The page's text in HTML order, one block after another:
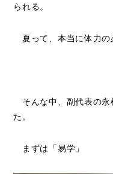
られる。
夏って、本当に体力の
そんな中、副代表の永
た。
まずは「易学」